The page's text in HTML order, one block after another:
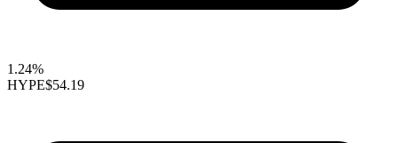
1.24%
HYPE$54.19